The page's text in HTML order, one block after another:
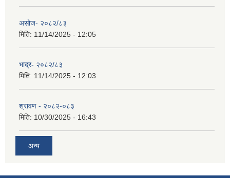
असोज- २०८२/८३
मिति: 11/14/2025 - 12:05
भाद्र- २०८२/८३
मिति: 11/14/2025 - 12:03
श्रावण - २०८२-०८३
मिति: 10/30/2025 - 16:43
अन्य